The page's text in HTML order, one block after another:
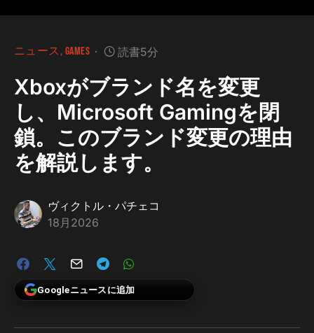
ニュース GAMES 読書5分
Xboxがブランド名を変更
し、Microsoft Gamingを閉
鎖。このブランド変更の理由
を解説します。
ヴィクトル・パチェコ
18月2026
Googleニュースに追加